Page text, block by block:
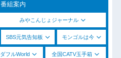
番組案内
みやこんじょジャーナル
SBS元気告知板 モンゴルは今
フルWorld 全国CATV玉手箱